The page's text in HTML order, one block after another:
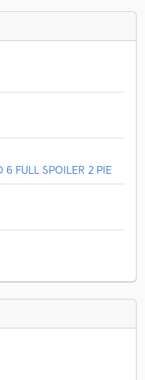
6 FULL SPOILER 2 PIE